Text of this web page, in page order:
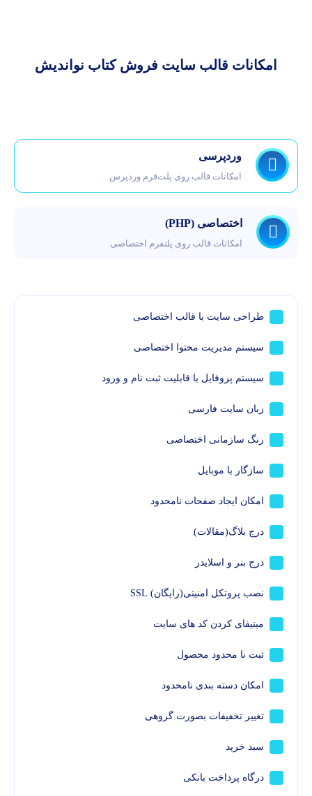
امکانات قالب سایت فروش کتاب نواندیش
وردپرسی
امکانات قالب روی پلت‌فرم وردپرس
اختصاصی (PHP)
امکانات قالب روی پلتفرم اختصاصی
طراحی سایت با قالب اختصاصی
سیستم مدیریت محتوا اختصاصی
سیستم پروفایل با قابلیت ثبت نام و ورود
زبان سایت فارسی
رنگ سازمانی اختصاصی
سازگار با موبایل
امکان ایجاد صفحات نامحدود
درج بلاگ(مقالات)
درج بنر و اسلایدر
نصب پروتکل امنیتی(رایگان) SSL
مینیفای کردن کد های سایت
ثبت نا محدود محصول
امکان دسته بندی نامحدود
تغییر تخفیفات بصورت گروهی
سبد خرید
درگاه پرداخت بانکی